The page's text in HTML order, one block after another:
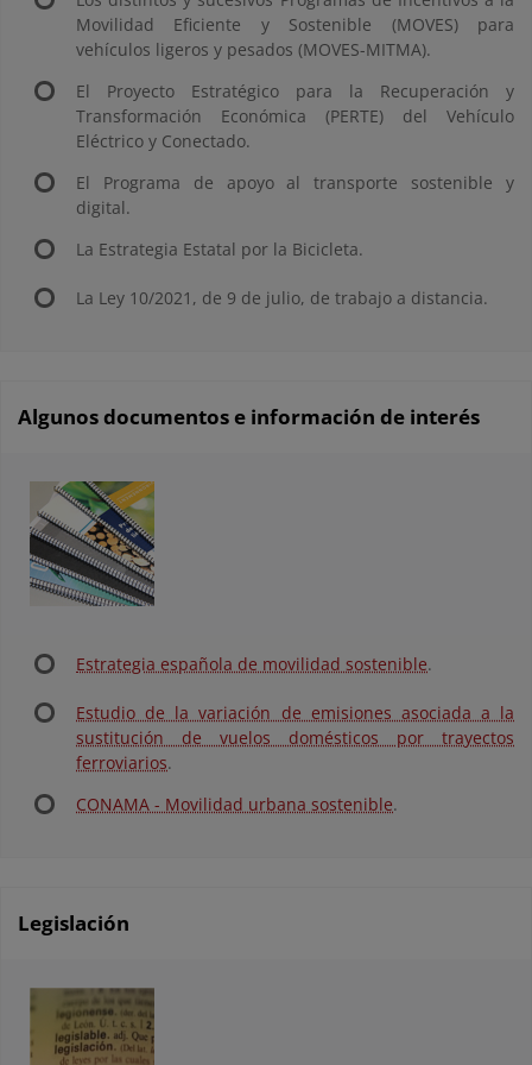
Movilidad Eficiente y Sostenible (MOVES) para
vehículos ligeros y pesados (MOVES-MITMA).
El Proyecto Estratégico para la Recuperación y
Transformación Económica (PERTE) del Vehículo
Eléctrico y Conectado.
El Programa de apoyo al transporte sostenible y
digital.
La Estrategia Estatal por la Bicicleta.
La Ley 10/2021, de 9 de julio, de trabajo a distancia.
Algunos documentos e información de interés
Estrategia española de movilidad sostenible.
Estudio de la variación de emisiones asociada a la
sustitución de vuelos domésticos por trayectos
ferroviarios.
CONAMA - Movilidad urbana sostenible.
Legislación